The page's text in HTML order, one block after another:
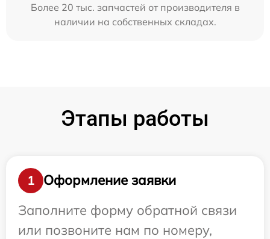
Более 20 тыс. запчастей от производителя в
наличии на собственных складах.
Этапы работы
1
Оформление заявки
Заполните форму обратной связи
или позвоните нам по номеру,